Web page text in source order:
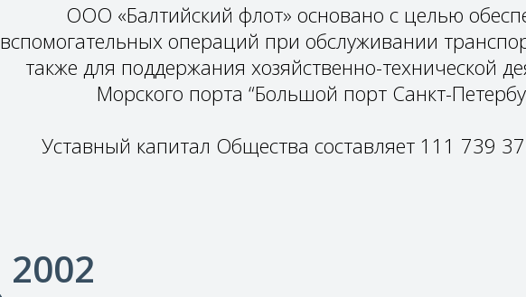
ООО «Балтийский флот» основано с целью
вспомогательных операций при обслуживании
также для поддержания хозяйственно-технической
Морского порта “Большой порт Санкт-
Уставный капитал Общества составляет 111 739
2002